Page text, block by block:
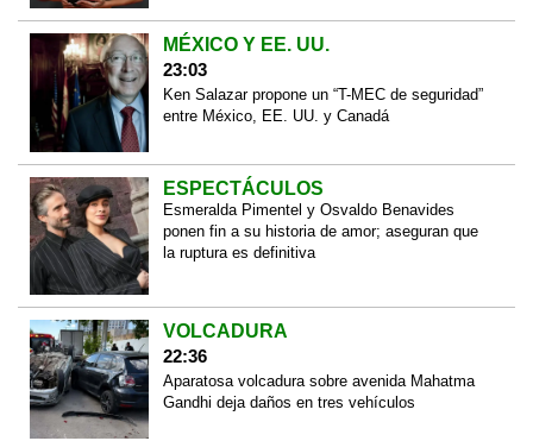
MÉXICO Y EE. UU.
23:03
Ken Salazar propone un “T-MEC de seguridad”
entre México, EE. UU. y Canadá
ESPECTÁCULOS
Esmeralda Pimentel y Osvaldo Benavides
ponen fin a su historia de amor; aseguran que
la ruptura es definitiva
VOLCADURA
22:36
Aparatosa volcadura sobre avenida Mahatma
Gandhi deja daños en tres vehículos